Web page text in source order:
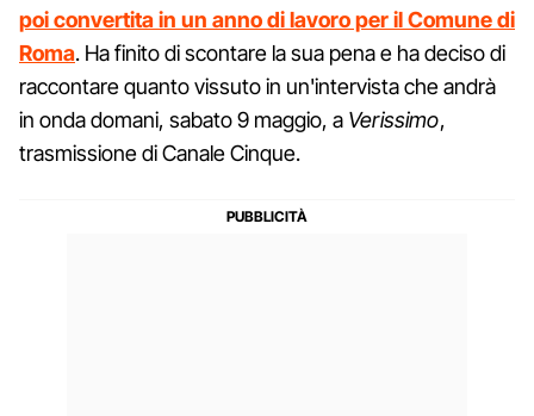
poi convertita in un anno di lavoro per il Comune di
Roma. Ha finito di scontare la sua pena e ha deciso di
raccontare quanto vissuto in un'intervista che andrà
in onda domani, sabato 9 maggio, a Verissimo,
trasmissione di Canale Cinque.